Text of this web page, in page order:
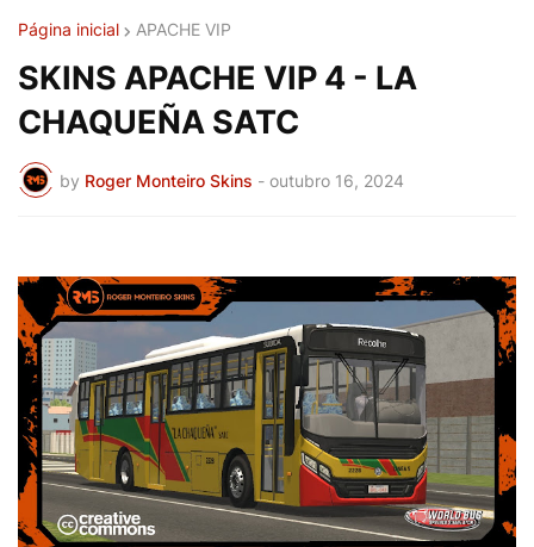
Página inicial APACHE VIP
SKINS APACHE VIP 4 - LA
CHAQUEÑA SATC
by Roger Monteiro Skins - outubro 16, 2024